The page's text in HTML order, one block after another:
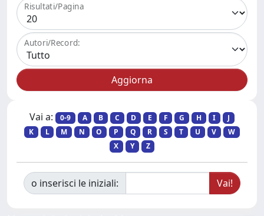
Risultati/Pagina
Autori/Record:
Vai a: 0-9 A B C D E F G H I
J
K
L M N O P Q R S T U V
W
X
Y Z
o inserisci le iniziali: